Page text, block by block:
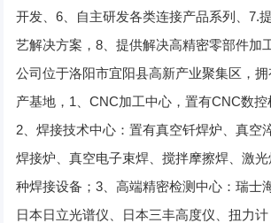
开发、6、自主研发各类连接产品系列、7.
艺解决方案，8、提供解决高精密零部件加工
公司位于洛阳市宜阳县高新产业聚集区，拥
产基地，1、CNC加工中心，置有CNC数控
2、焊接技术中心：置有真空钎焊炉、真空
焊接炉、真空电子束焊、搅拌摩擦焊、激
种焊接设备；3、高端精密检测中心：瑞士
日本日立光谱仪、日本三丰高度仪、扭力